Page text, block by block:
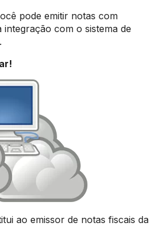
pode emitir notas com
integração com o sistema de
ao emissor de notas fiscais da